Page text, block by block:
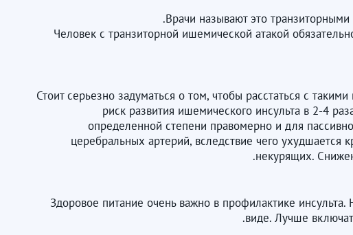
Врачи называют это
Человек с транзиторной ишемической атакой
Стоит серьезно задуматься о том, чтобы расстаться с
риск развития ишемического инсульта в 2-4
определенной степени правомерно и для
церебральных артерий, вследствие чего ухудшается
некурящих.
Здоровое питание очень важно в профилактике
виде. Лучше